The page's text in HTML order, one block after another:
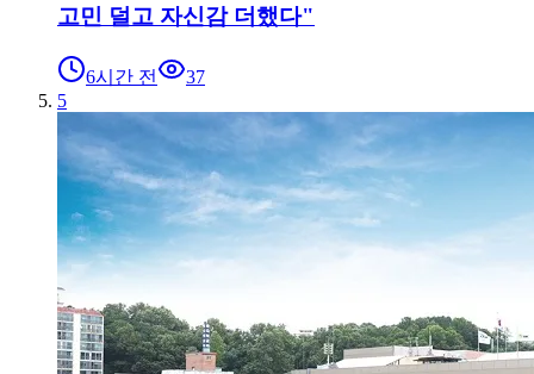
고민 덜고 자신감 더했다"
6시간 전
37
5